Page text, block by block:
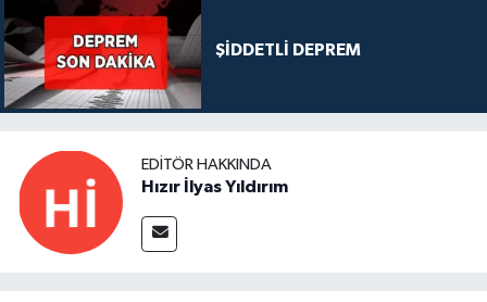
ŞİDDETLİ DEPREM
EDITÖR HAKKINDA
Hızır İlyas Yıldırım